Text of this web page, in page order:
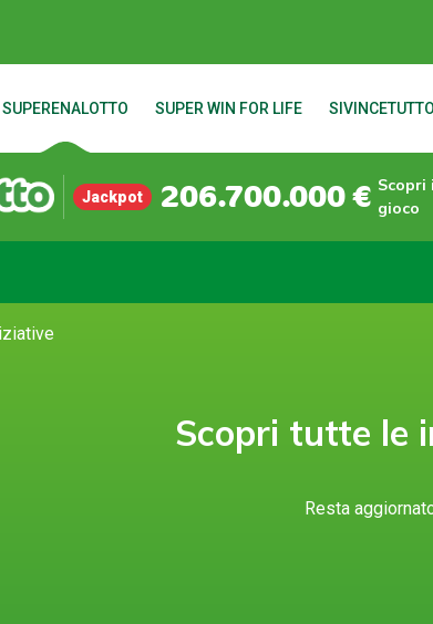
SUPERENALOTTO SUPER WIN FOR LIFE SIVINCETUTTO
Jackpot 206.700.000 € Scopri
gioco
Scopri tutte le
Resta